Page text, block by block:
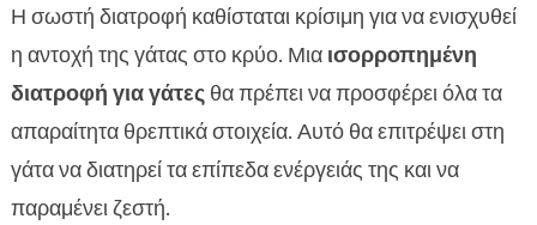
Η σωστή διατροφή καθίσταται κρίσιμη για να ενισχυθεί
η αντοχή της γάτας στο κρύο. Μια ισορροπημένη
διατροφή για γάτεςθα πρέπει να προσφέρει όλα τα
απαραίτητα θρεπτικά στοιχεία. Αυτό θα επιτρέψει στη
γάτα να διατηρεί τα επίπεδα ενέργειάς της και να
παραμένει ζεστή.